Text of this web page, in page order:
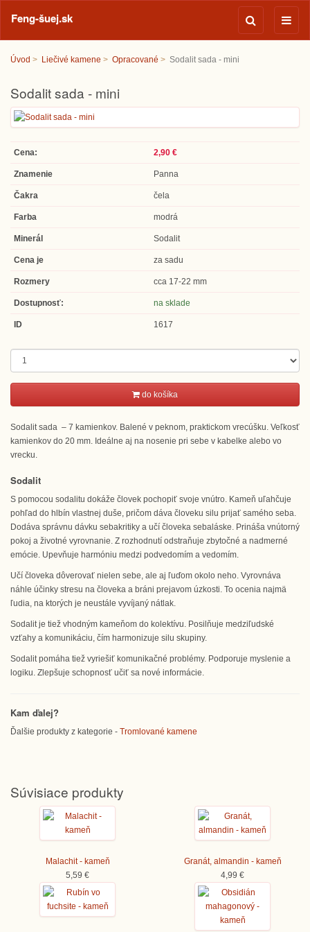
Feng-šuej.sk
Úvod Liečivé kamene Opracované Sodalit sada - mini
Sodalit sada - mini
Cena: 2,90 €
Znamenie Panna
Čakra čela
Farba modrá
Minerál Sodalit
Cena je za sadu
Rozmery cca 17-22 mm
Dostupnosť: na sklade
ID 1617
do košíka
Sodalit sada – 7 kamienkov. Balené v peknom, praktickom vrecúšku. Veľkosť
kamienkov do 20 mm. Ideálne aj na nosenie pri sebe v kabelke alebo vo
vrecku.
Sodalit
S pomocou sodalitu dokáže človek pochopiť svoje vnútro. Kameň uľahčuje
pohľad do hlbín vlastnej duše, pričom dáva človeku silu prijať samého seba.
Dodáva správnu dávku sebakritiky a učí človeka sebaláske. Prináša vnútorný
pokoj a životné vyrovnanie. Z rozhodnutí odstraňuje zbytočné a nadmerné
emócie. Upevňuje harmóniu medzi podvedomím a vedomím.
Učí človeka dôverovať nielen sebe, ale aj ľuďom okolo neho. Vyrovnáva
náhle účinky stresu na človeka a bráni prejavom úzkosti. To ocenia najmä
ľudia, na ktorých je neustále vyvíjaný nátlak.
Sodalit je tiež vhodným kameňom do kolektívu. Posilňuje medziľudské
vzťahy a komunikáciu, čím harmonizuje silu skupiny.
Sodalit pomáha tiež vyriešiť komunikačné problémy. Podporuje myslenie a
logiku. Zlepšuje schopnosť učiť sa nové informácie.
Kam ďalej?
Ďalšie produkty z kategorie - Tromlované kamene
Súvisiace produkty
Malachit - kameň
5,59 €
Granát, almandin - kameň
4,99 €